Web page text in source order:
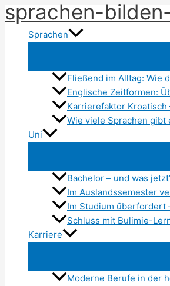
Zum
Inhalt
springen
sprachen-
Sprachen
Fließend im Alltag: Wie
Englische Zeitformen:
Karrierefaktor
Wie viele Sprachen gibt
Uni
Bachelor – und was
Im Auslandssemester
Im Studium überfordert
Schluss mit Bulimie-
Karriere
Moderne Berufe in der